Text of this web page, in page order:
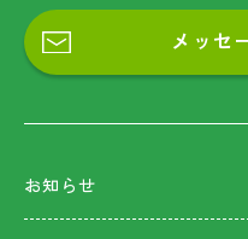
メッセ
お知らせ